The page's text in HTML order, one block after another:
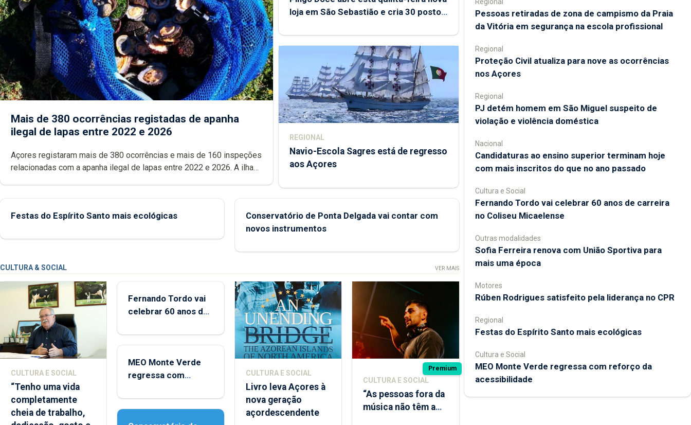
Mais de 380 ocorrências registadas de apanha
ilegal de lapas entre 2022 e 2026
Açores registaram mais de 380 ocorrências e mais de 160 inspeções
relacionadas com a apanha ilegal de lapas entre 2022 e 2026. A ilha
loja em São Sebastião e cria 30 postos
REGIONAL
Navio-Escola Sagres está de regresso
aos Açores
Festas do Espírito Santo mais ecológicas
Conservatório de Ponta Delgada vai contar com
novos instrumentos
CULTURA & SOCIAL VER MAIS
CULTURA E SOCIAL
“Tenho uma vida
completamente
cheia de trabalho,
Fernando Tordo vai
celebrar 60 anos de
Micaelense
MEO Monte Verde
regressa com
acessibilidade
CULTURA E SOCIAL
Livro leva Açores à
nova geração
açordescendente
Premium
CULTURA E SOCIAL
“As pessoas fora da
música não têm a
Pessoas retiradas de zona de campismo da Praia
da Vitória em segurança na escola profissional
Regional
Proteção Civil atualiza para nove as ocorrências
nos Açores
Regional
PJ detém homem em São Miguel suspeito de
violação e violência doméstica
Nacional
Candidaturas ao ensino superior terminam hoje
com mais inscritos do que no ano passado
Cultura e Social
Fernando Tordo vai celebrar 60 anos de carreira
no Coliseu Micaelense
Outras modalidades
Sofia Ferreira renova com União Sportiva para
mais uma época
Motores
Rúben Rodrigues satisfeito pela liderança no CPR
Regional
Festas do Espírito Santo mais ecológicas
Cultura e Social
MEO Monte Verde regressa com reforço da
acessibilidade